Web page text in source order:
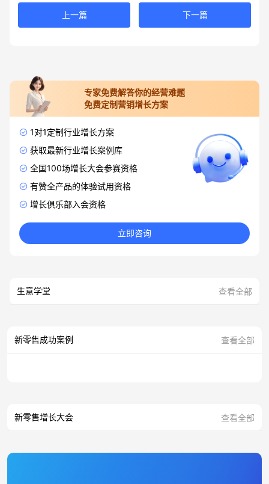
上一篇 下一篇
专家免费解答你的经营难题
免费定制营销增长方案
1对1定制行业增长方案
获取最新行业增长案例库
全国100场增长大会参赛资格
有赞全产品的体验试用资格
增长俱乐部入会资格
立即咨询
生意学堂 查看全部
新零售成功案例 查看全部
新零售增长大会 查看全部